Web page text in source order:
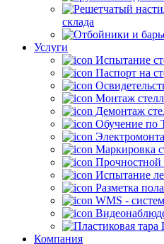
склада
Услуги
Испытание
Паспорт на
Монтаж
Демонтаж
Обучение по
Маркировка
Прочностной
Испытание
Разметка
WMS -
Компания